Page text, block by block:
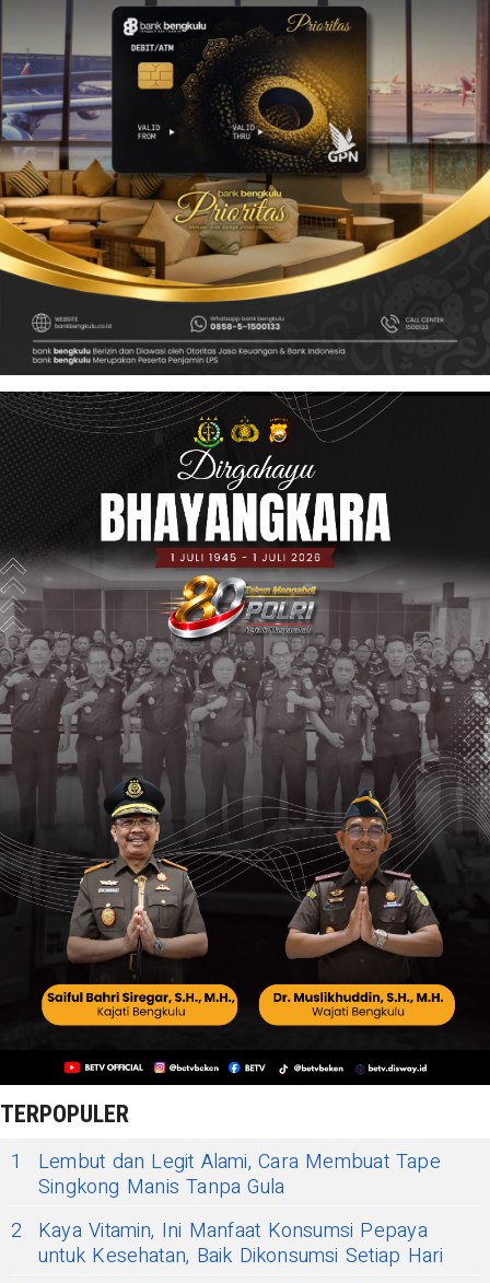
TERPOPULER
1
Lembut dan Legit Alami, Cara Membuat Tape
Singkong Manis Tanpa Gula
2
Kaya Vitamin, Ini Manfaat Konsumsi Pepaya
untuk Kesehatan, Baik Dikonsumsi Setiap Hari